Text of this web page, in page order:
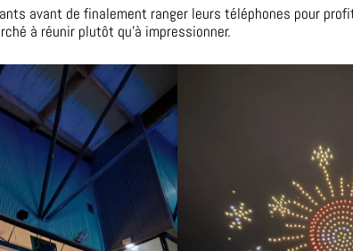
avant de finalement ranger leurs téléphones pour
à réunir plutôt qu’à impressionner.